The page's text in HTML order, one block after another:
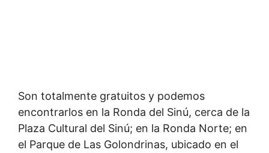
Son totalmente gratuitos y podemos
encontrarlos en la Ronda del Sinú, cerca de la
Plaza Cultural del Sinú; en la Ronda Norte; en
el Parque de Las Golondrinas, ubicado en el